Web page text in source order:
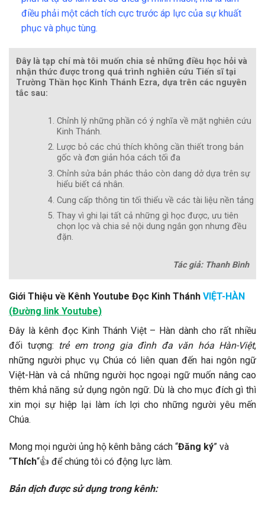
điều phải một cách tích cực trước áp lực của sự khuất
phục và phục tùng.
Đây là tạp chí mà tôi muốn chia sẻ những điều học hỏi và
nhận thức được trong quá trình nghiên cứu Tiến sĩ tại
Trường Thần học Kinh Thánh Ezra, dựa trên các nguyên
tắc sau:
Chỉnh lý những phần có ý nghĩa về mặt nghiên cứu
Kinh Thánh.
Lược bỏ các chú thích không cần thiết trong bản
gốc và đơn giản hóa cách tối đa
Chỉnh sửa bản phác thảo còn dang dở dựa trên sự
hiểu biết cá nhân.
Cung cấp thông tin tối thiểu về các tài liệu nền tảng
Thay vì ghi lại tất cả những gì học được, ưu tiên
chọn lọc và chia sẻ nội dung ngắn gọn nhưng đều
đặn.
Tác giả: Thanh Bình
Giới Thiệu về Kênh Youtube Đọc Kinh Thánh VIỆT-HÀN
(Đường link Youtube)
Đây là kênh đọc Kinh Thánh Việt – Hàn dành cho rất nhiều
đối tượng: trẻ em trong gia đình đa văn hóa Hàn-Việt,
những người phục vụ Chúa có liên quan đến hai ngôn ngữ
Việt-Hàn và cả những người học ngoại ngữ muốn nâng cao
thêm khả năng sử dụng ngôn ngữ. Dù là cho mục đích gì thì
xin mọi sự hiệp lại làm ích lợi cho những người yêu mến
Chúa.
Mong mọi người ủng hộ kênh bằng cách “Đăng ký” và
“Thích“👍 để chúng tôi có động lực làm.
Bản dịch được sử dụng trong kênh: